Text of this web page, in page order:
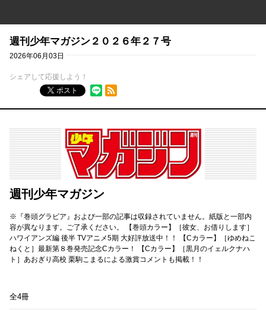
週刊少年マガジン２０２６年２７号
2026年06月03日
シェアして応援しよう！
ポスト
RSSフィード
週刊少年マガジン
※『巻頭グラビア』および一部の記事は収録されていません。紙版と一部内
容が異なります。ご了承ください。 【巻頭カラー】［彼女、お借りします］
ハワイアンズ編 後半 TVアニメ5期 大好評放送中！！ 【Cカラー】［ゆめねこ
ねくと］最新第８巻発売記念Cカラー！ 【Cカラー】［黒月のイェルクナハ
ト］あおぎり高校 栗駒こまるによる激賞コメントも掲載！！
全4冊